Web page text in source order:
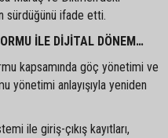
sürdüğünü ifade etti.
İLE DİJİTAL DÖNEM…
kapsamında göç yönetimi ve
yönetimi anlayışıyla yeniden
ile giriş-çıkış kayıtları,